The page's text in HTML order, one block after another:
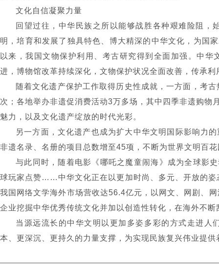
文化自信凝聚力量
回望过往，中华民族之所以能够战胜各种艰难险阻
明，培育和发展了独具特色、博大精深的中华文化，为国
以来，我国文物保护利用、考古研究得到全面加强。中
进，博物馆改革持续深化，文物保护状况全面改善，传承利
随着文化遗产保护工作取得历史性成就，一方面，考
次；各地举办非遗促消费活动3万多场，其中四季非遗购物
魅力，以及文化遗产绽放的时代光彩。
另一方面，文化遗产也成为扩大中华文明国际影响力
非遗名录、名册的项目总数增至45项，不断为世界文明百
与此同时，随着电影《哪吒之魔童闹海》成为全球影
球玩家点赞…… 中华文化正在以更加时尚、多元、开放的
我国网络文学海外市场营收达56.4亿元，以网文、网剧、
企业挖掘中华优秀传统文化并加以创造性转化，在海外不断
当源远流长的中华文明以更加多姿多彩的方式走进
本、更深沉、更持久的力量支撑，为实现民族复兴伟业提供